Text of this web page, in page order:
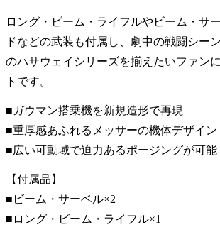
ロング・ビーム・ライフルやビーム・サ
ドなどの武装も付属し、劇中の戦闘シー
のハサウェイシリーズを揃えたいファン
トです。
■ガウマン搭乗機を新規造形で再現
■重厚感あふれるメッサーの機体デザイン
■広い可動域で迫力あるポージングが可能
【付属品】
■ビーム・サーベル×2
■ロング・ビーム・ライフル×1